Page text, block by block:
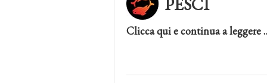
PESCI
Clicca qui e continua a leggere